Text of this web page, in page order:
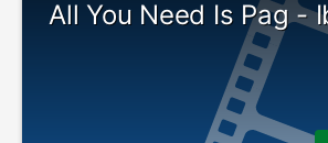
All You Need Is Pag -